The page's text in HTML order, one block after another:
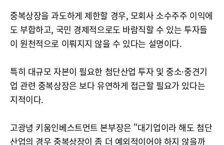
중복상장을 과도하게 제한할 경우, 모회사 소수주주 이익에
도 부합하고, 국민 경제적으로도 바람직할 수 있는 투자들
이 원천적으로 이뤄지지 않을 수 있다는 설명이다.
특히 대규모 자본이 필요한 첨단산업 투자 및 중소·중견기
업 관련 중복상장은 보다 유연하게 접근할 필요가 있다는
지적이다.
고광녕 키움인베스트먼트 본부장은 "대기업이라 해도 첨단
산업의 경우 중복상장이 좀 더 예외적이어야 하지 않을까